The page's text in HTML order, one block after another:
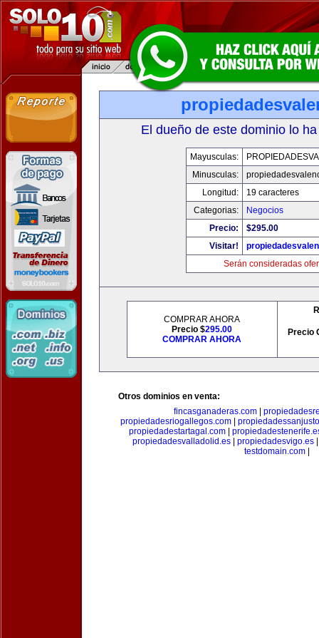
El dueño de este dominio lo
Mayusculas:
Minusculas:
Longitud:
19 caracteres
Categorias:
Negocios
Precio:
$295.00
Visitar!
Serán consideradas
COMPRAR AHORA
Precio $295.00
COMPRAR AHORA
Precio
Otros dominios en venta:
fincasganaderas.com|
propiedadesriogallegos.com|
propiedadestartagal.com|
propiedadesvalladolid.es
propiedadesvigo.es
testdomain.com